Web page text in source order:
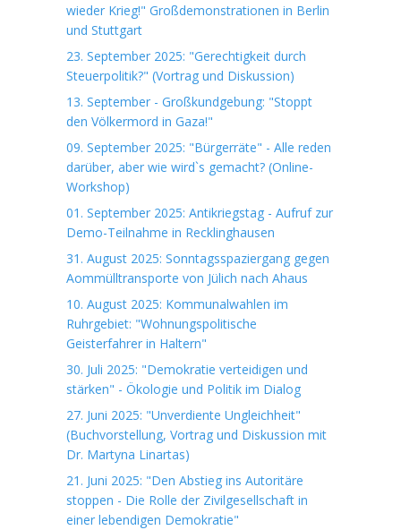
wieder Krieg!" Großdemonstrationen in Berlin
und Stuttgart
23. September 2025: "Gerechtigkeit durch
Steuerpolitik?" (Vortrag und Diskussion)
13. September - Großkundgebung: "Stoppt
den Völkermord in Gaza!"
09. September 2025: "Bürgerräte" - Alle reden
darüber, aber wie wird`s gemacht? (Online-
Workshop)
01. September 2025: Antikriegstag - Aufruf zur
Demo-Teilnahme in Recklinghausen
31. August 2025: Sonntagsspaziergang gegen
Aommülltransporte von Jülich nach Ahaus
10. August 2025: Kommunalwahlen im
Ruhrgebiet: "Wohnungspolitische
Geisterfahrer in Haltern"
30. Juli 2025: "Demokratie verteidigen und
stärken" - Ökologie und Politik im Dialog
27. Juni 2025: "Unverdiente Ungleichheit"
(Buchvorstellung, Vortrag und Diskussion mit
Dr. Martyna Linartas)
21. Juni 2025: "Den Abstieg ins Autoritäre
stoppen - Die Rolle der Zivilgesellschaft in
einer lebendigen Demokratie"